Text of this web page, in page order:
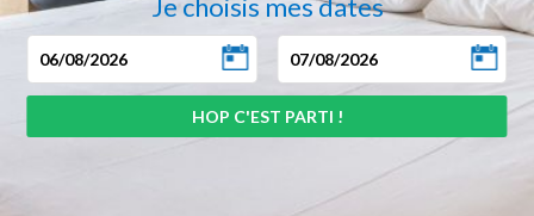
Je choisis mes dates